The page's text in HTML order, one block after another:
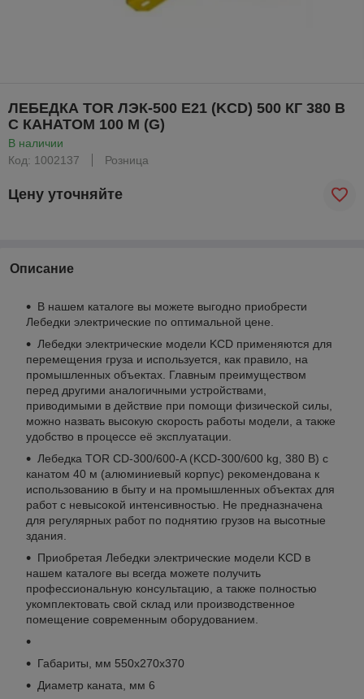
ЛЕБЕДКА TOR ЛЭК-500 E21 (KCD) 500 КГ 380 В
С КАНАТОМ 100 М (G)
В наличии
Код: 1002137
Розница
Цену уточняйте
Описание
В нашем каталоге вы можете выгодно приобрести
Лебедки электрические по оптимальной цене.
Лебедки электрические модели KCD применяются для
перемещения груза и используется, как правило, на
промышленных объектах. Главным преимуществом
перед другими аналогичными устройствами,
приводимыми в действие при помощи физической силы,
можно назвать высокую скорость работы модели, а также
удобство в процессе её эксплуатации.
Лебедка TOR CD-300/600-A (KCD-300/600 kg, 380 В) с
канатом 40 м (алюминиевый корпус) рекомендована к
использованию в быту и на промышленных объектах для
работ с невысокой интенсивностью. Не предназначена
для регулярных работ по поднятию грузов на высотные
здания.
Приобретая Лебедки электрические модели KCD в
нашем каталоге вы всегда можете получить
профессиональную консультацию, а также полностью
укомплектовать свой склад или производственное
помещение современным оборудованием.
Габариты, мм 550х270х370
Диаметр каната, мм 6